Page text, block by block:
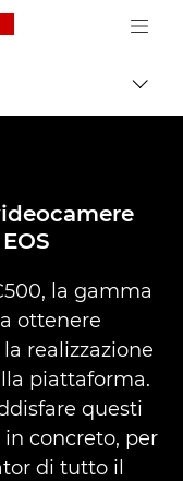
Canon Logo, back
la gamma
ottenere
realizzazione
piattaforma.
questi
concreto, per
di tutto il